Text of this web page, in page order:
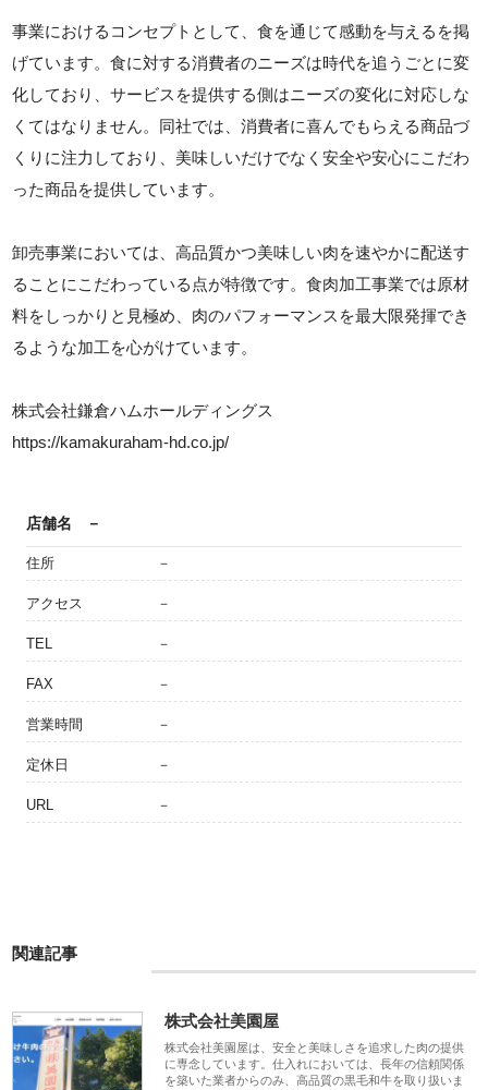
事業におけるコンセプトとして、食を通じて感動を与えるを掲
げています。食に対する消費者のニーズは時代を追うごとに変
化しており、サービスを提供する側はニーズの変化に対応しな
くてはなりません。同社では、消費者に喜んでもらえる商品づ
くりに注力しており、美味しいだけでなく安全や安心にこだわ
った商品を提供しています。
卸売事業においては、高品質かつ美味しい肉を速やかに配送す
ることにこだわっている点が特徴です。食肉加工事業では原材
料をしっかりと見極め、肉のパフォーマンスを最大限発揮でき
るような加工を心がけています。
株式会社鎌倉ハムホールディングス
https://kamakuraham-hd.co.jp/
店舗名 －
住所 －
アクセス －
TEL －
FAX －
営業時間 －
定休日 －
URL －
関連記事
株式会社美園屋
株式会社美園屋は、安全と美味しさを追求した肉の提供
に専念しています。仕入れにおいては、長年の信頼関係
を築いた業者からのみ、高品質の黒毛和牛を取り扱いま